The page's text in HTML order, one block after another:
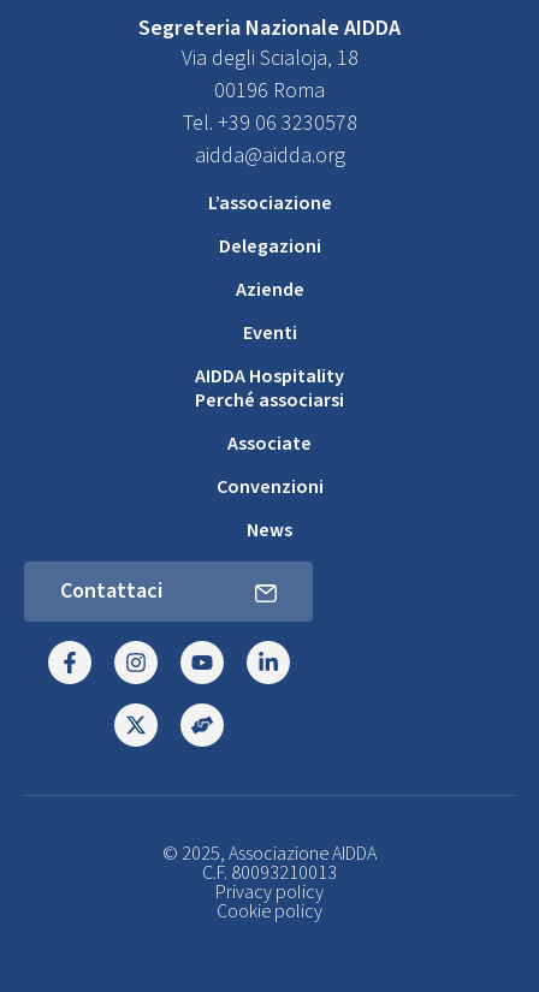
Segreteria Nazionale AIDDA
Via degli Scialoja, 18
00196 Roma
Tel. +39 06 3230578
aidda@aidda.org
L’associazione
Delegazioni
Aziende
Eventi
AIDDA Hospitality
Perché associarsi
Associate
Convenzioni
News
Contattaci
© 2025, Associazione AIDDA
C.F. 80093210013
Privacy policy
Cookie policy